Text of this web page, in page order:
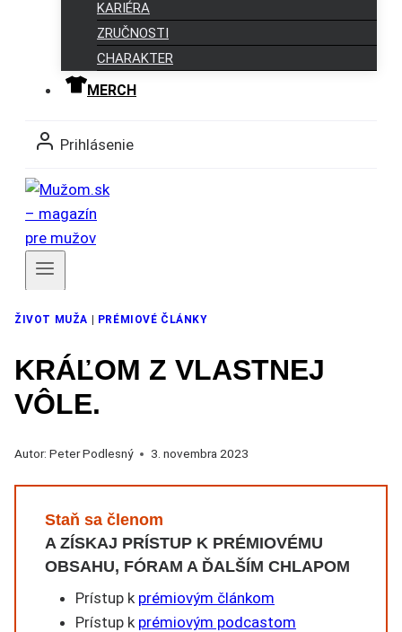
KARIÉRA
ZRUČNOSTI
CHARAKTER
MERCH
Prihlásenie
ŽIVOT MUŽA PRÉMIOVÉ ČLÁNKY
KRÁĽOM Z VLASTNEJ
VÔLE.
Autor: Peter Podlesný 3. novembra 2023
Staň sa členom
A ZÍSKAJ PRÍSTUP K PRÉMIOVÉMU
OBSAHU, FÓRAM A ĎALŠÍM CHLAPOM
Prístup k prémiovým článkom
Prístup k prémiovým podcastom